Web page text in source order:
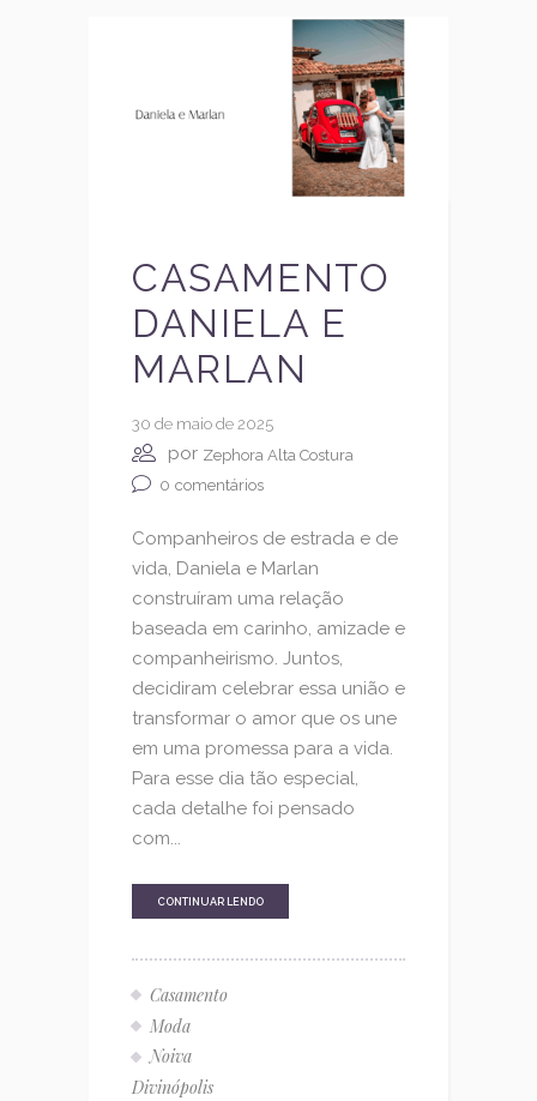
CASAMENTO
DANIELA E
MARLAN
30 de maio de 2025
por Zephora Alta Costura
0 comentários
Companheiros de estrada e de
vida, Daniela e Marlan
construíram uma relação
baseada em carinho, amizade e
companheirismo. Juntos,
decidiram celebrar essa união e
transformar o amor que os une
em uma promessa para a vida.
Para esse dia tão especial,
cada detalhe foi pensado
com...
CONTINUAR LENDO
Casamento
Moda
Noiva
Divinópolis